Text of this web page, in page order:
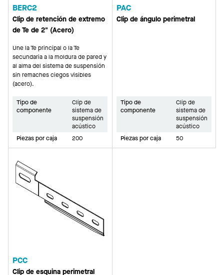
BERC2
Clip de retención de extremo
de Te de 2" (Acero)
Une la Te principal o la Te
secundaria a la moldura de pared y
al alma del sistema de suspensión
sin remaches ciegos visibles
(acero).
Tipo de
componente
Clip de
sistema de
suspensión
acústico
Piezas por caja
200
PAC
Clip de ángulo perimetral
Tipo de
componente
Clip de
sistema de
suspensión
acústico
Piezas por caja
50
PCC
Clip de esquina perimetral